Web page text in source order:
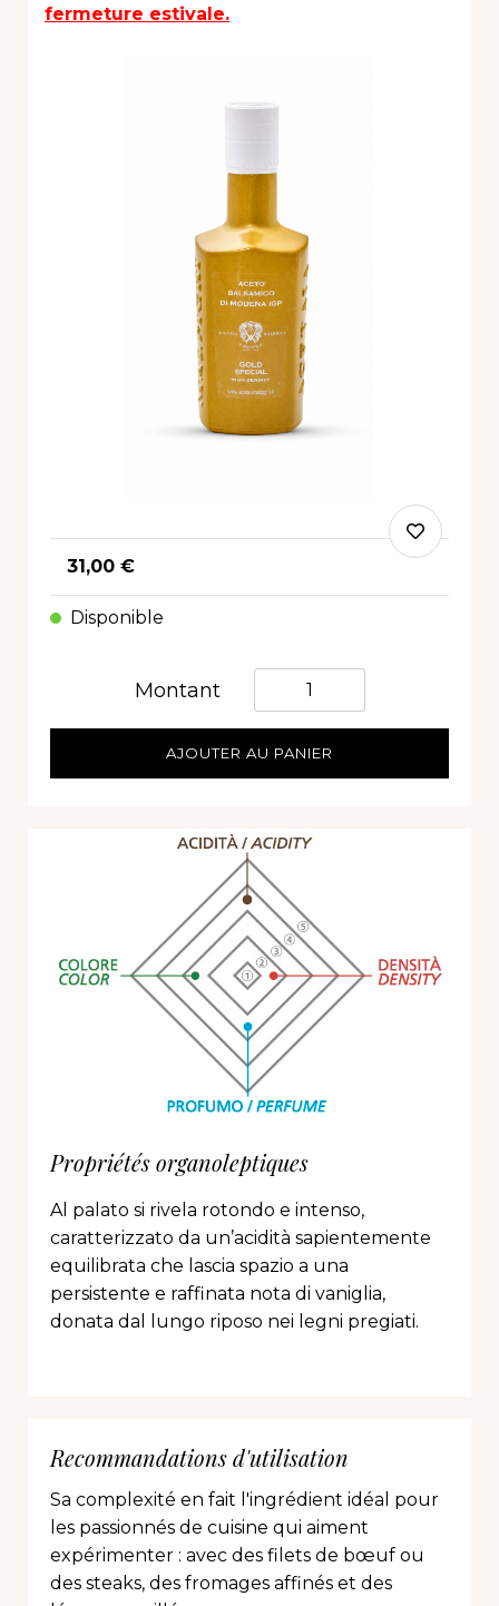
fermeture estivale.
31,00 €
Disponible
Montant Quantità
AJOUTER AU PANIER
Propriétés organoleptiques
Al palato si rivela rotondo e intenso,
caratterizzato da un’acidità sapientemente
equilibrata che lascia spazio a una
persistente e raffinata nota di vaniglia,
donata dal lungo riposo nei legni pregiati.
Recommandations d'utilisation
Sa complexité en fait l'ingrédient idéal pour
les passionnés de cuisine qui aiment
expérimenter : avec des filets de bœuf ou
des steaks, des fromages affinés et des